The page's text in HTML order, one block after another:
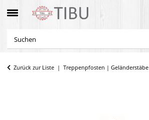
Zurück zur Liste Treppenpfosten | Geländerstäbe